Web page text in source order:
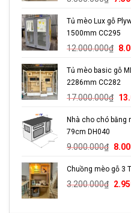
Ưu Điểm Sản Phẩm
Thiết kế gọn gàng, chắc
trong nhà
là:
Tủ mèo Lux gỗ
1500mm CC295
12.000.000₫ Giá
là:
Tủ mèo basic gỗ
2286mm CC282
17.000.000₫ Giá
là:
Nhà cho chó bằng
79cm DH040
9.000.000₫ Giá
là:
Chuồng mèo gỗ 3
3.200.000₫ Giá